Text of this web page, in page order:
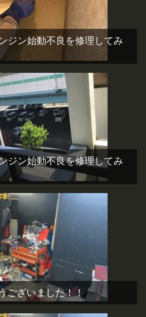
ジン始動不良を修理してみ
ジン始動不良を修理してみ
ございました！！